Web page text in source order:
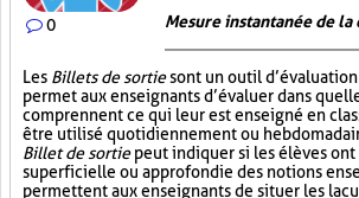
0 Mesure instantanée de
Les Billets de sortiesont un outil
permet aux enseignants d’évaluer dans
comprennent ce qui leur est enseigné en
être utilisé quotidiennement ou
Billet de sortiepeut indiquer si les élèves
superficielle ou approfondie des notions
permettent aux enseignants de situer les